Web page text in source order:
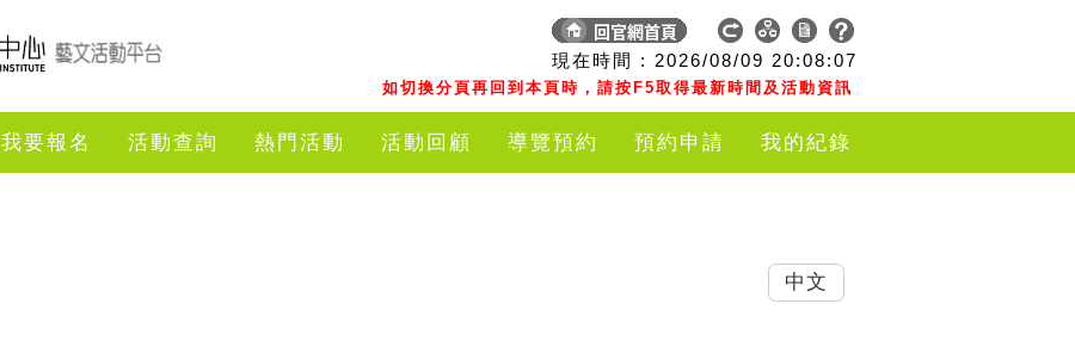
現在時間 : 2026/08/09 20:08:08
如切換分頁再回到本頁時，請按F5取得最新時間及活動資訊
我要報名 活動查詢 熱門活動 活動回顧 導覽預約 預約申請 我的紀錄